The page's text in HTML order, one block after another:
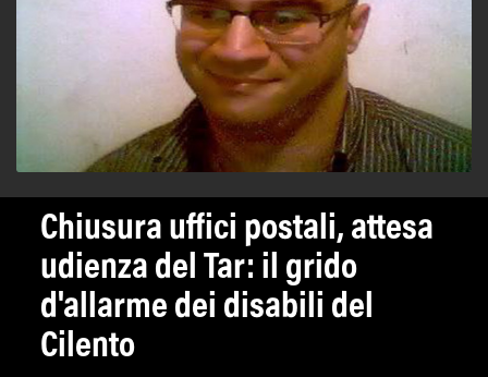
Chiusura uffici postali, attesa
udienza del Tar: il grido
d'allarme dei disabili del
Cilento